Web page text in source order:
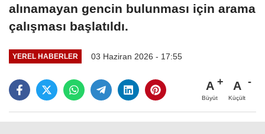
alınamayan gencin bulunması için arama
çalışması başlatıldı.
YEREL HABERLER 03 Haziran 2026 - 17:55
A
Büyüt
A
Küçült